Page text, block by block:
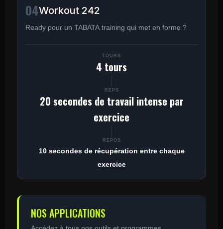
04Workout 242
Ready pour un TABATA training qui met en forme ?
TOURS
4 tours
REPS
20 secondes de travail intense par
exercice
REPOS
10 secondes de récupération entre chaque
exercice
NOS APPLICATIONS